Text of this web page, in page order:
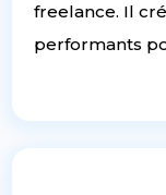
freelance. Il
performants